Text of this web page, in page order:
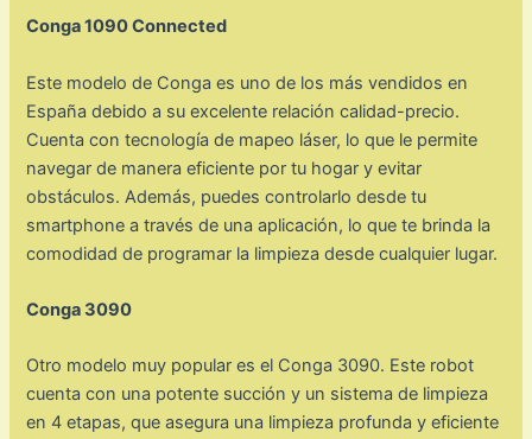
Conga 1090 Connected
Este modelo de Conga es uno de los más vendidos en
España debido a su excelente relación calidad-precio.
Cuenta con tecnología de mapeo láser, lo que le permite
navegar de manera eficiente por tu hogar y evitar
obstáculos. Además, puedes controlarlo desde tu
smartphone a través de una aplicación, lo que te brinda la
comodidad de programar la limpieza desde cualquier lugar.
Conga 3090
Otro modelo muy popular es el Conga 3090. Este robot
cuenta con una potente succión y un sistema de limpieza
en 4 etapas, que asegura una limpieza profunda y eficiente